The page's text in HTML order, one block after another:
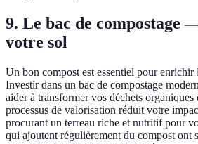
9. Le bac de
votre sol
Un bon compost est essentiel pour enrichir
Investir dans un bac de compostage
aider à transformer vos déchets
processus de valorisation réduit votre
procurant un terreau riche et nutritif pour
qui ajoutent régulièrement du compost ont